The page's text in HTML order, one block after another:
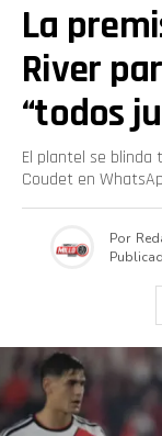
La
River
“todos
El plantel se
Coudet en
Por